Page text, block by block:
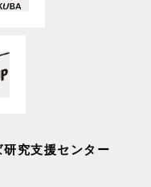
究支援センター